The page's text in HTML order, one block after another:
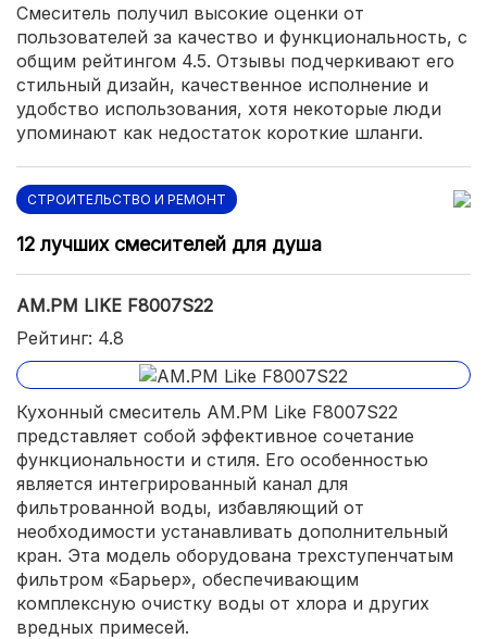
Смеситель получил высокие оценки от
пользователей за качество и функциональность, с
общим рейтингом 4.5. Отзывы подчеркивают его
стильный дизайн, качественное исполнение и
удобство использования, хотя некоторые люди
упоминают как недостаток короткие шланги.
СТРОИТЕЛЬСТВО И РЕМОНТ
12 лучших смесителей для душа
AM.PM LIKE F8007S22
Рейтинг: 4.8
Кухонный смеситель AM.PM Like F8007S22
представляет собой эффективное сочетание
функциональности и стиля. Его особенностью
является интегрированный канал для
фильтрованной воды, избавляющий от
необходимости устанавливать дополнительный
кран. Эта модель оборудована трехступенчатым
фильтром «Барьер», обеспечивающим
комплексную очистку воды от хлора и других
вредных примесей.